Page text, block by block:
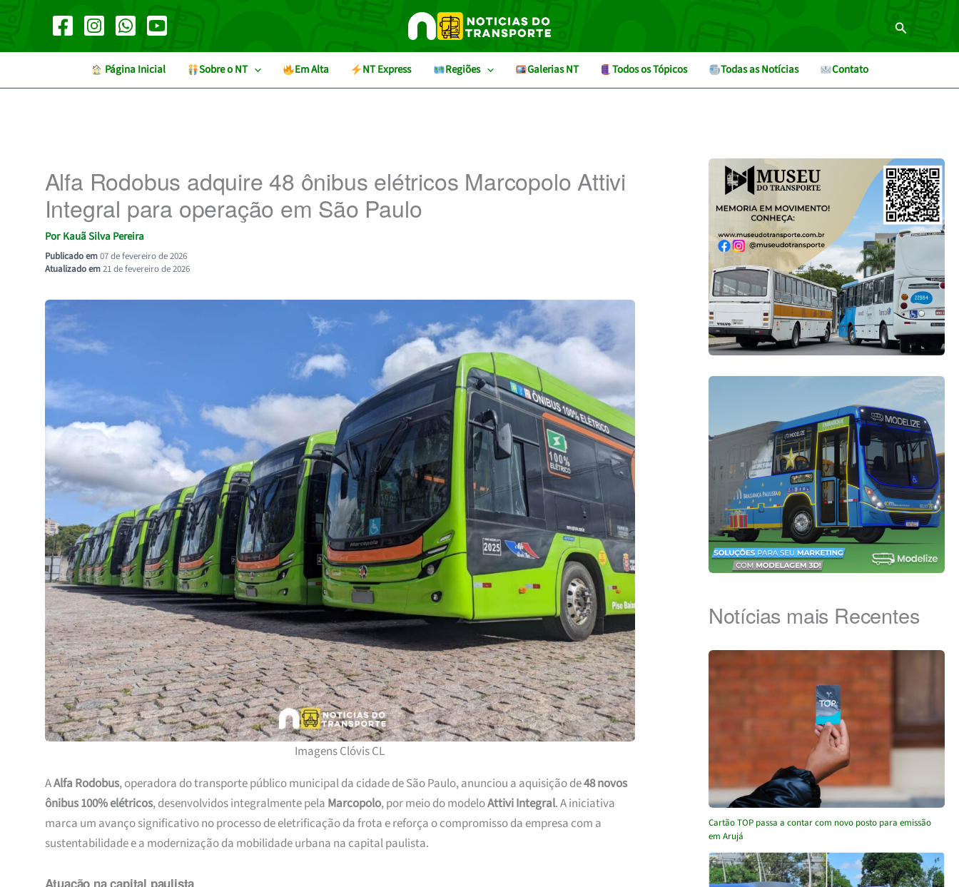
o
Pesquisar
︎ Página Inicial Sobre o NT Em Alta NT Express Regiões Galerias NT Todos os Tópicos Todas as Notícias Contato
Alfa Rodobus adquire 48 ônibus elétricos Marcopolo Attivi
Integral para operação em São Paulo
Por Kauã Silva Pereira
Publicado em07 de fevereiro de 2026
Atualizado em21 de fevereiro de 2026
Imagens Clóvis CL
AAlfa Rodobus, operadora do transporte público municipal da cidade de São Paulo, anunciou a aquisição de48 novos
ônibus 100% elétricos, desenvolvidos integralmente pela Marcopolo, por meio do modeloAttivi Integral. A iniciativa
marca um avanço significativo no processo de eletrificação da frota e reforça o compromisso da empresa com a
sustentabilidade e a modernização da mobilidade urbana na capital paulista.
Atuação na capital paulista
Notícias mais Recentes
Cartão TOP passa a contar com novo posto para emissão
em Arujá